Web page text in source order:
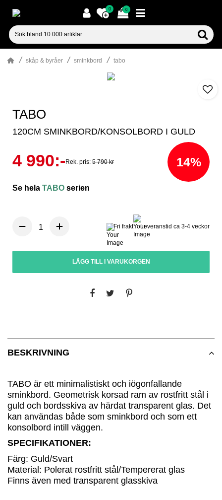
0 0
skåp & byråer sminkbord tabo
TABO
120CM SMINKBORD/KONSOLBORD I GULD
4 990:-Rek. pris: 5 790 kr 14%
Se hela TABO serien
Fri frakt Leveranstid ca 3-4 veckor
LÄGG TILL I VARUKORGEN
BESKRIVNING
TABO är ett minimalistiskt och iögonfallande
sminkbord. Geometrisk korsad ram av rostfritt stål i
guld och bordsskiva av härdat transparent glas. Det
kan användas både som sminkbord och som ett
konsolbord intill väggen.
SPECIFIKATIONER:
Färg: Guld/Svart
Material: Polerat rostfritt stål/Tempererat glas
Finns även med transparent glasskiva